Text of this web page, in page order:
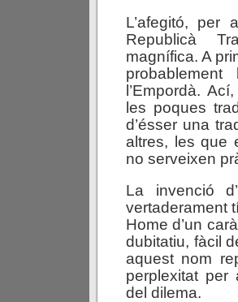
L’afegitó,
Republicà
magnífica. A
l’Empordà.
les poques
d’ésser una
altres, les que
no serveixen
La invenció
vertaderament
Home d’un
dubitatiu, fàcil
aquest nom
perplexitat per
del dilema.